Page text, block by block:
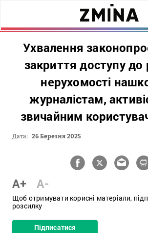
Ухвалення
закриття доступу до
нерухомості
журналістам,
звичайним
Дата: 26 Березня 2025
A+ A-
Щоб отримувати корисні матеріали,
розсилку
Підписатися